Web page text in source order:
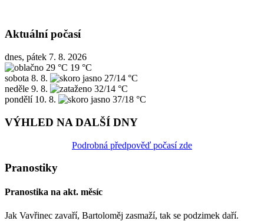
Aktuální počasí
dnes, pátek 7. 8. 2026
29 °C 19 °C
sobota 8. 8.
27/14 °C
neděle 9. 8.
32/14 °C
pondělí 10. 8. 37/18 °C
VÝHLED NA DALŠÍ DNY
Podrobná předpověď počasí zde
Pranostiky
Pranostika na akt. měsíc
Jak Vavřinec zavaří, Bartoloměj zasmaží, tak se podzimek daří.